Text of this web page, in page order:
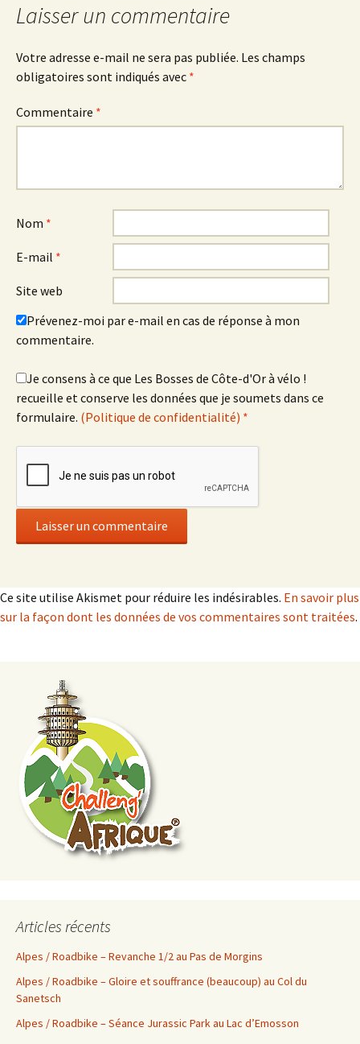
Laisser un commentaire
Votre adresse e-mail ne sera pas publiée. Les champs
obligatoires sont indiqués avec *
Commentaire *
Nom *
E-mail *
Site web
Prévenez-moi par e-mail en cas de réponse à mon
commentaire.
Je consens à ce que Les Bosses de Côte-d'Or à vélo !
recueille et conserve les données que je soumets dans ce
formulaire. (Politique de confidentialité) *
Ce site utilise Akismet pour réduire les indésirables. En savoir plus
sur la façon dont les données de vos commentaires sont traitées.
Articles récents
Alpes / Roadbike – Revanche 1/2 au Pas de Morgins
Alpes / Roadbike – Gloire et souffrance (beaucoup) au Col du
Sanetsch
Alpes / Roadbike – Séance Jurassic Park au Lac d’Emosson